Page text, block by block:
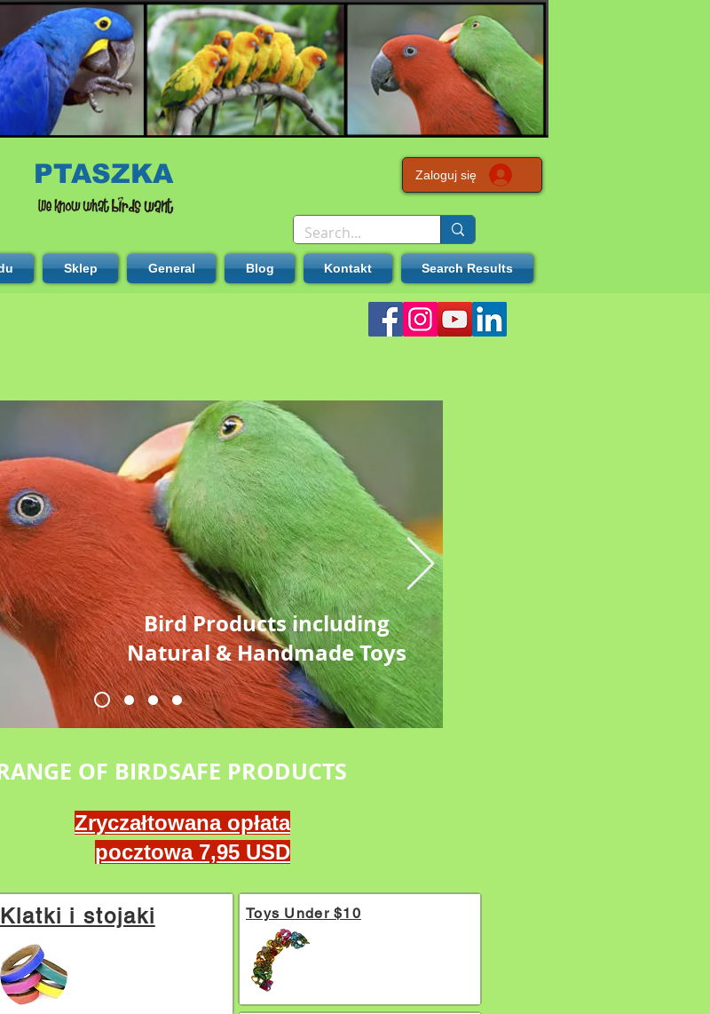
PTASZKA Zaloguj się
Sklep General Blog Kontakt Search Results
Bird Products including
Natural & Handmade Toys
OF BIRDSAFE PRODUCTS
Zryczałtowana opłata
pocztowa 7,95 USD
Klatki i stojaki Toys Under $10